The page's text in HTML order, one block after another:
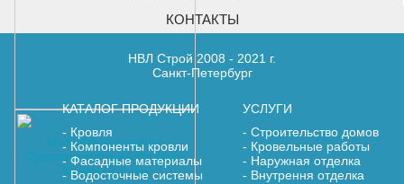
Металлочерепица
Супермонтеррей Purman
50 мкм 0,5 мм
КОНТАКТЫ
НВЛ Строй 2008 - 2021 г.
Санкт-Петербург
КАТАЛОГ ПРОДУКЦИИ
Кровля
Компоненты кровли
Фасадные материалы
Водосточные системы
УСЛУГИ
Строительство домов
Кровельные работы
Наружная отделка
Внутрення отделка